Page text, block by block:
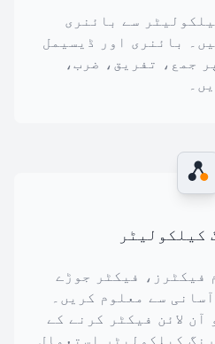
سے بائنری
بائنری اور ڈیسیمل
جمع، تفریق، ضرب،
کیلکولیٹر
فیکٹرز، فیکٹر جوڑے
سے معلوم کریں۔
لائن فیکٹر کرنے کے
کیلکولیٹر استعمال